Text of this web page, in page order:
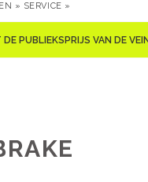
» SERVICE »
PUBLIEKSPRIJS VAN DE